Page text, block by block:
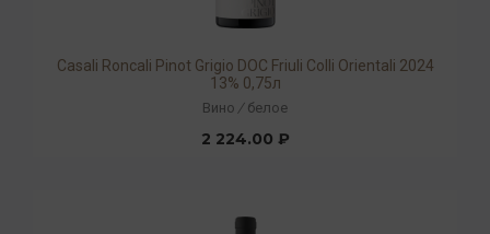
Casali Roncali Pinot Grigio DOC Friuli Colli Orientali 2024
13% 0,75л
Вино / белое
2 224.00 ₽